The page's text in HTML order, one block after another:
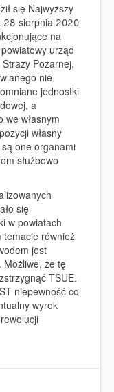
się Najwyższy
28 sierpnia 2020
na
urząd
Pożarnej,
nie
jednostki
a
we własnym
własny
one organami
służbowo
się
w powiatach
temacie również
jest
Możliwe, że tę
TSUE.
niepewność co
wyrok